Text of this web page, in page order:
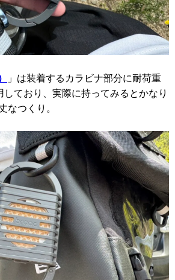
」は装着するカラビナ部分に耐荷重
ており、実際に持ってみるとかなり
なつくり。